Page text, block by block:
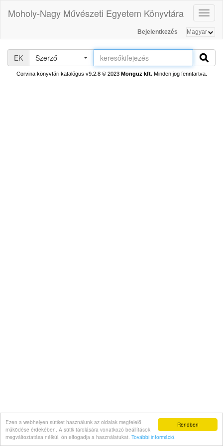
Rendben
Ezen a webhelyen sütiket használunk az oldalak megfelelő
működése érdekében. A sütik tárolására vonatkozó beállítások
megváltoztatása nélkül, ön elfogadja a használatukat. További információ.
Moholy-Nagy Művészeti Egyetem Könyvtára
Bejelentkezés
EK Szerző
Corvina könyvtári katalógus v9.2.8© 2023 Monguz kft.Minden jog fenntartva.